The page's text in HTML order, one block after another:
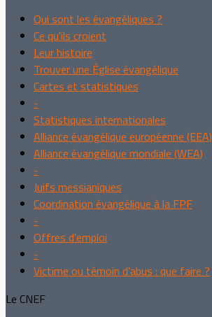
Qui sont les évangéliques ?
Ce qu'ils croient
Leur histoire
Trouver une Église évangélique
Cartes et statistiques
-
Statistiques internationales
Alliance évangélique européenne (EEA)
Alliance évangélique mondiale (WEA)
-
Juifs messianiques
Coordination évangélique à la FPF
-
Offres d'emploi
-
Victime ou témoin d'abus : que faire ?
Le CNEF